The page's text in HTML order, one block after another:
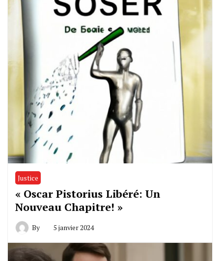
Justice
« Oscar Pistorius Libéré: Un
Nouveau Chapitre! »
By 5 janvier 2024